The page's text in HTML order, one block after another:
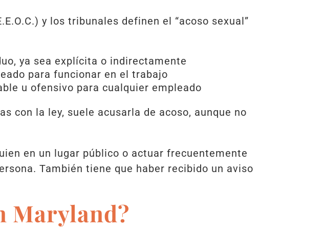
y los tribunales definen el “acoso sexual”
ya sea explícita o indirectamente
para funcionar en el trabajo
u ofensivo para cualquier empleado
con la ley, suele acusarla de acoso, aunque no
en un lugar público o actuar frecuentemente
También tiene que haber recibido un aviso
Maryland?